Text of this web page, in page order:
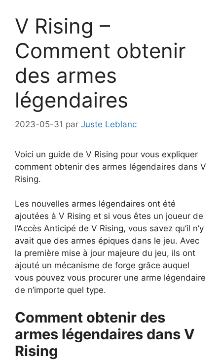
V Rising –
Comment obtenir
des armes
légendaires
2023-05-31 par Juste Leblanc
Voici un guide de V Rising pour vous expliquer
comment obtenir des armes légendaires dans V
Rising.
Les nouvelles armes légendaires ont été
ajoutées à V Rising et si vous êtes un joueur de
l’Accès Anticipé de V Rising, vous savez qu’il n’y
avait que des armes épiques dans le jeu. Avec
la première mise à jour majeure du jeu, ils ont
ajouté un mécanisme de forge grâce auquel
vous pouvez vous procurer une arme légendaire
de n’importe quel type.
Comment obtenir des
armes légendaires dans V
Rising